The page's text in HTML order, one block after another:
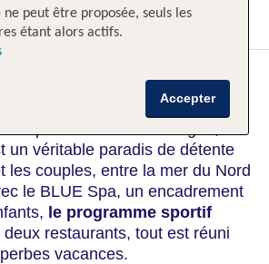
vous attend
septentrionale d'Allemagne, le
un véritable paradis de détente
les couples, entre la mer du Nord
le BLUE Spa, un encadrement
le programme sportif
restaurants, tout est réuni
vacances.
peut être proposée, seuls les
étant alors actifs.
Accepter